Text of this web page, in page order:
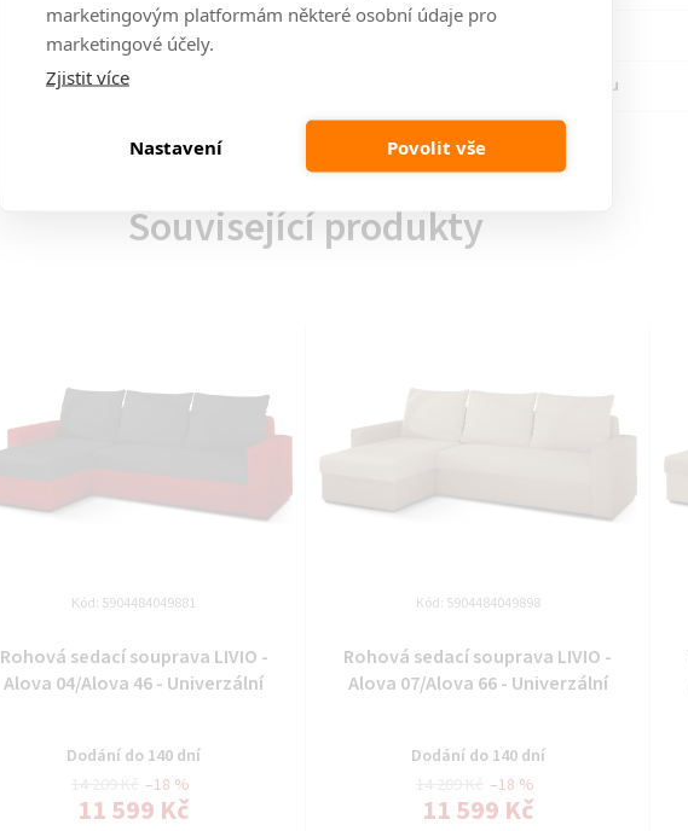
marketingovým platformám některé osobní údaje pro
marketingové účely.
Zjistit více
Nastavení Povolit vše
Výška sedu
Související produkty
Rohová sedací souprava LIVIO -
Alova 04/Alova 46 - Univerzální
Dodání do 140 dní
11 599 Kč
–18 %
Kód: 5904484049881
Rohová sedací souprava LIVIO -
Alova 07/Alova 66 - Univerzální
Dodání do 140 dní
11 599 Kč
–18 %
Kód: 5904484049898